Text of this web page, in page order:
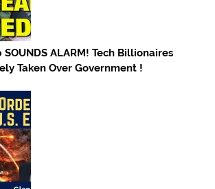
ALARM! Tech Billionaires
Taken Over Government !